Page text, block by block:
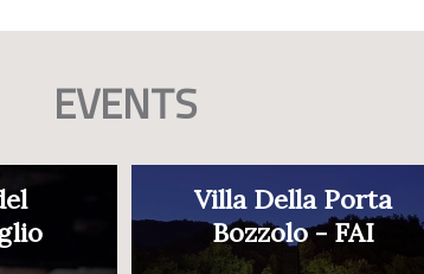
EVENTS
Villa Della Porta
Bozzolo - FAI